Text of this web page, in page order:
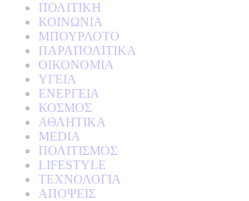
ΠΟΛΙΤΙΚΗ
ΚΟΙΝΩΝΙΑ
ΜΠΟΥΡΛΟΤΟ
ΠΑΡΑΠΟΛΙΤΙΚΑ
ΟΙΚΟΝΟΜΙΑ
ΥΓΕΙΑ
ΕΝΕΡΓΕΙΑ
ΚΟΣΜΟΣ
ΑΘΛΗΤΙΚΑ
MEDIA
ΠΟΛΙΤΙΣΜΟΣ
LIFESTYLE
ΤΕΧΝΟΛΟΓΙΑ
ΑΠΟΨΕΙΣ